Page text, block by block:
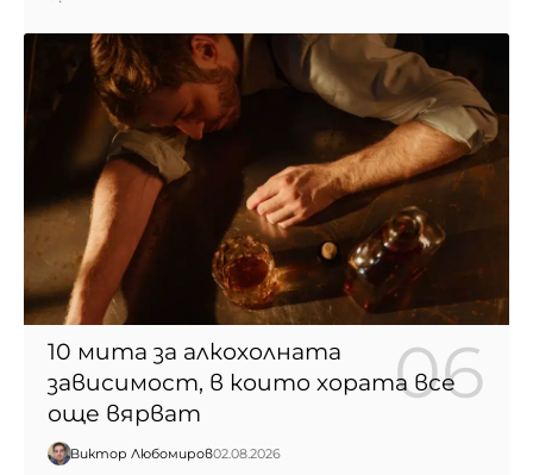
10 мита за алкохолната
зависимост, в които хората все
още вярват
Виктор Любомиров02.08.2026